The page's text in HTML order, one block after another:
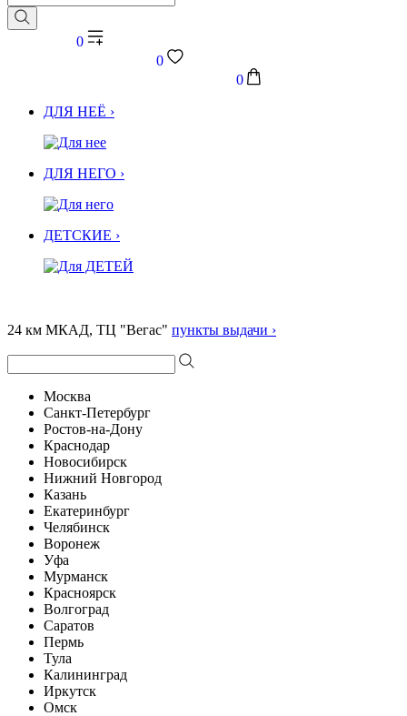
0
0
0
ДЛЯ НЕЁ ›
ДЛЯ НЕГО ›
ДЕТСКИЕ ›
24 км МКАД, ТЦ "Вегас" пункты выдачи ›
Москва
Санкт-Петербург
Ростов-на-Дону
Краснодар
Новосибирск
Нижний Новгород
Казань
Екатеринбург
Челябинск
Воронеж
Уфа
Мурманск
Красноярск
Волгоград
Саратов
Пермь
Тула
Калининград
Иркутск
Омск